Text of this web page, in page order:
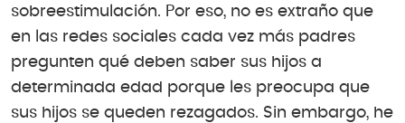
sobreestimulación. Por eso, no es extraño que
en las redes sociales cada vez más padres
pregunten qué deben saber sus hijos a
determinada edad porque les preocupa que
sus hijos se queden rezagados. Sin embargo, he